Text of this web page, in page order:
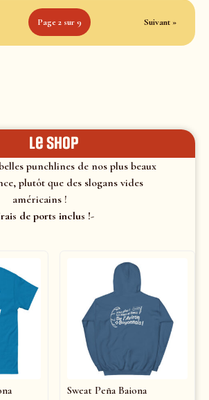
Page 2 sur 9 Suivant »
le shop
punchlines de nos plus beaux
plutôt que des slogans vides
américains !
de ports inclus !-
Sweat Peña Baiona